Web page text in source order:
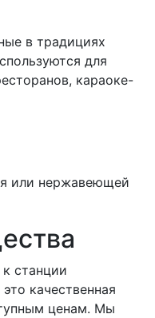
в традициях
для
караоке-
или нержавеющей
станции
качественная
ценам. Мы